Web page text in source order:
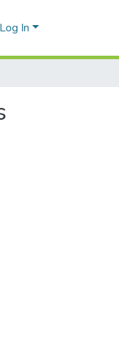
Log In